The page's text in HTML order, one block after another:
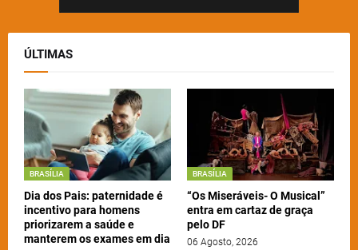
ÚLTIMAS
BRASÍLIA
Dia dos Pais: paternidade é
incentivo para homens
priorizarem a saúde e
manterem os exames em dia
BRASÍLIA
“Os Miseráveis- O Musical”
entra em cartaz de graça
pelo DF
06 Agosto, 2026